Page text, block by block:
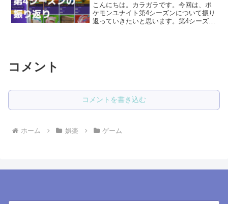
こんにちは。カラガラです。今回は、ポ
ケモンユナイト第4シーズンについて振り
返っていきたいと思います。第4シーズン
コメント
コメントを書き込む
ホーム 娯楽 ゲーム